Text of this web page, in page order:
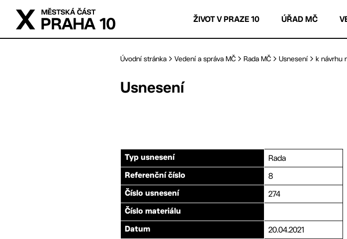
Přejít na hlavní obsah
ŽIVOT V PRAZE 10 ÚŘAD MČ
Úvodní stránka Vedení a správa MČ Rada MČ Usnesení k návrhu
Usnesení
Typ usnesení Rada
Referenční číslo 8
Číslo usnesení 274
Číslo materiálu
Datum 20.04.2021